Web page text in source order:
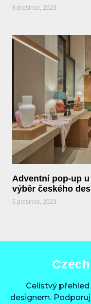
8 prosince, 2023
Adventní pop-up
výběr českého
5 prosince, 2023
Celistvý
designem.